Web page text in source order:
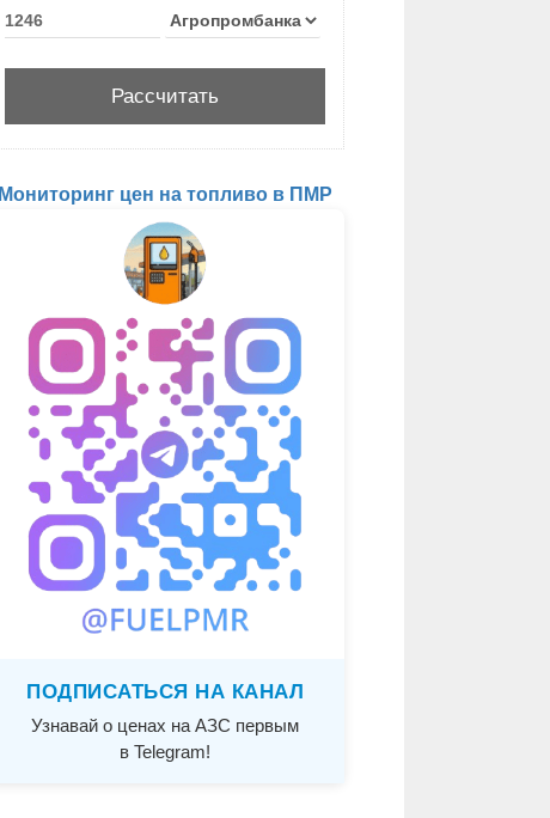
Мониторинг цен на топливо в ПМР
ПОДПИСАТЬСЯ НА КАНАЛ
Узнавай о ценах на АЗС первым
в Telegram!